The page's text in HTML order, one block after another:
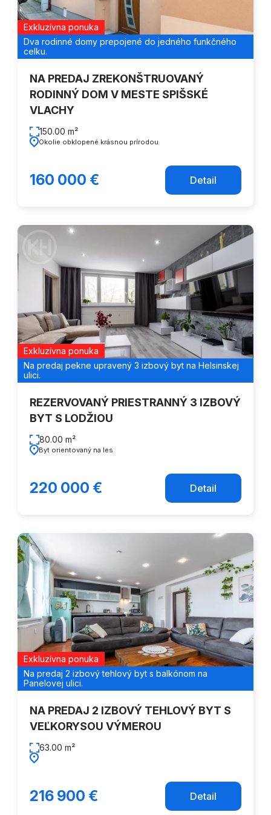
Exkluzívna ponuka
Dva rodinné domy prepojené do jedného funkčného
celku.
NA PREDAJ ZREKONŠTRUOVANÝ
RODINNÝ DOM V MESTE SPIŠSKÉ
VLACHY
150.00 m²
Okolie obklopené krásnou prírodou
160 000 € Detail
Exkluzívna ponuka
Na predaj pekne upravený 3 izbový byt na Helsinskej
ulici.
REZERVOVANÝ PRIESTRANNÝ 3 IZBOVÝ
BYT S LODŽIOU
80.00 m²
Byt orientovaný na les
220 000 € Detail
Exkluzívna ponuka
Na predaj 2 izbový tehlový byt s balkónom na
Panelovej ulici.
NA PREDAJ 2 IZBOVÝ TEHLOVÝ BYT S
VEĽKORYSOU VÝMEROU
63.00 m²
216 900 € Detail